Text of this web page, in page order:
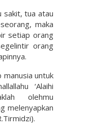
sakit, tua atau
maka
setiap orang
orang
manusia untuk
‘Alaihi
olehmu
melenyapkan